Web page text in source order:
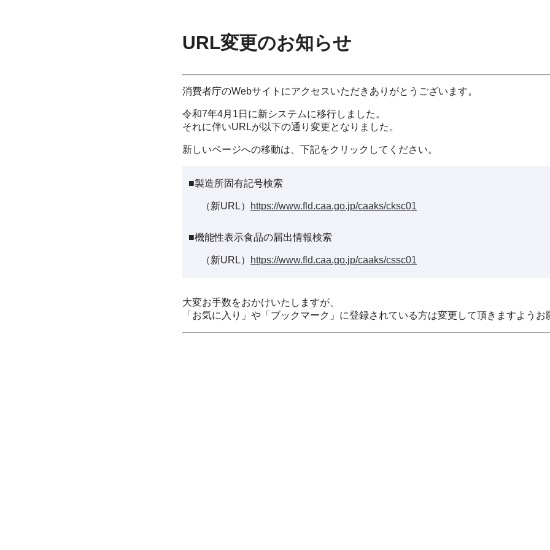
URL変更のお知らせ
消費者庁のWebサイトにアクセスいただきありがとうございます。
令和7年4月1日に新システムに移行しました。
それに伴いURLが以下の通り変更となりました。
新しいページへの移動は、下記をクリックしてください。
■製造所固有記号検索
（新URL） https://www.fld.caa.go.jp/caaks/cksc01
■機能性表示食品の届出情報検索
（新URL） https://www.fld.caa.go.jp/caaks/cssc01
大変お手数をおかけいたしますが、
「お気に入り」や「ブックマーク」に登録されている方は変更して頂きますようお